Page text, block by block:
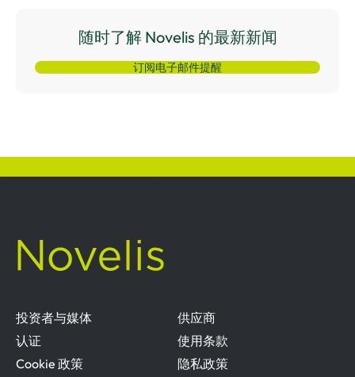
随时了解 Novelis 的最新新闻
订阅电子邮件提醒
投资者与媒体
供应商
认证
使用条款
Cookie 政策
隐私政策